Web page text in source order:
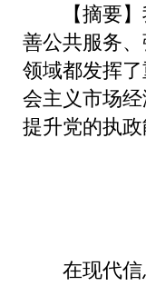
【摘要】我
善公共服务
领域都发挥
会主义市场
提升党的执
在现代信息